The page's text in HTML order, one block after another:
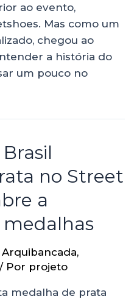
ao evento,
Mas como um
chegou ao
a história do
um pouco no
no Street
a
Arquibancada,
/ Por projeto
medalha de prata